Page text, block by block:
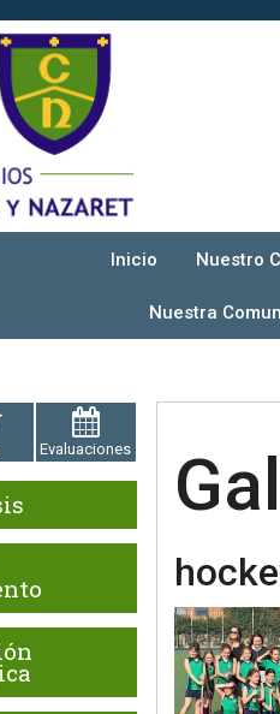
Inicio Nuestro
Nuestra
Evaluaciones